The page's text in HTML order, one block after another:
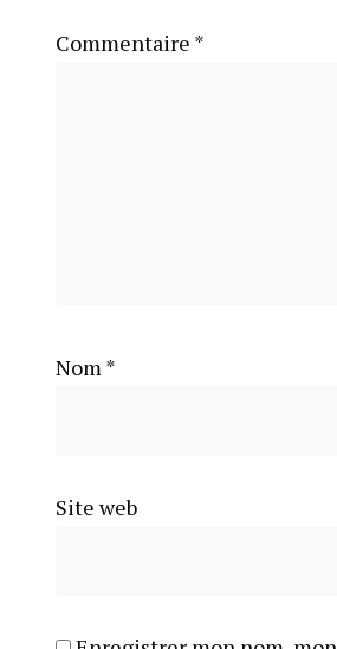
Commentaire *
Nom*
Site web